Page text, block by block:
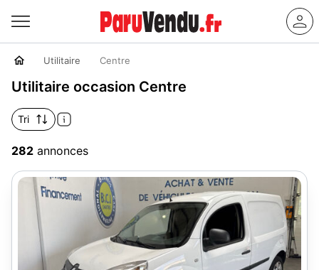
Utilitaire Centre
Utilitaire occasion Centre
Tri
282 annonces